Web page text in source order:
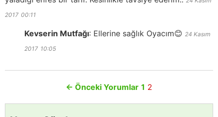
2017 00:11
Kevserin Mutfağı: Ellerine sağlık Oyacım😊 24 Kasım
2017 10:05
← Önceki Yorumlar 1 2